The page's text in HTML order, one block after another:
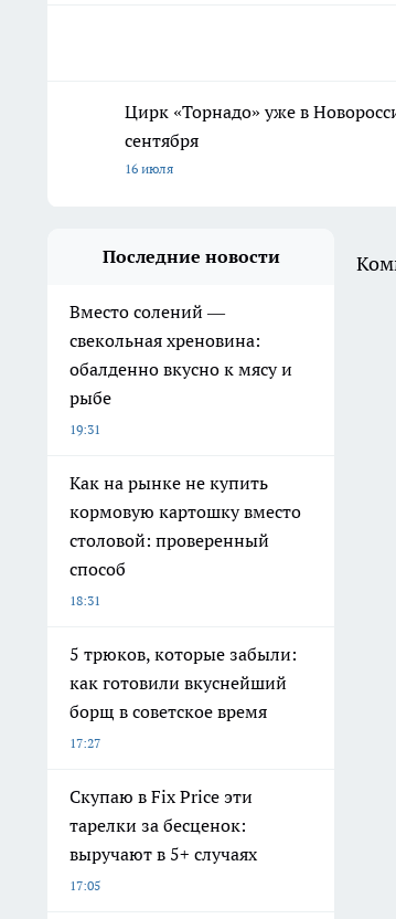
Цирк «Торнадо» уже в
сентября
16 июля
Последние новости
Вместо солений —
свекольная хреновина:
обалденно вкусно к мясу и
рыбе
19:31
Как на рынке не купить
кормовую картошку вместо
столовой: проверенный
способ
18:31
5 трюков, которые забыли:
как готовили вкуснейший
борщ в советское время
17:27
Скупаю в Fix Price эти
тарелки за бесценок:
выручают в 5+ случаях
17:05